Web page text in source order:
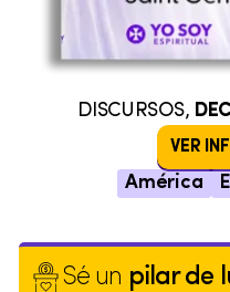
DISCURSOS,
VER
América
Sé un pilar de